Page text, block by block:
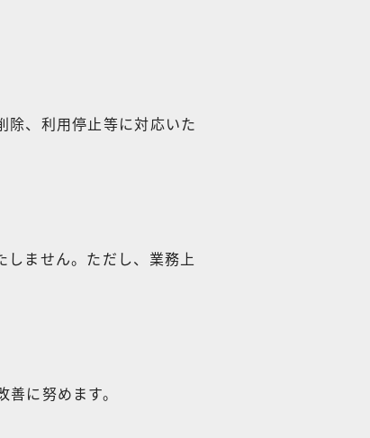
除、利用停止等に対応いた
ません。ただし、業務上
に努めます。